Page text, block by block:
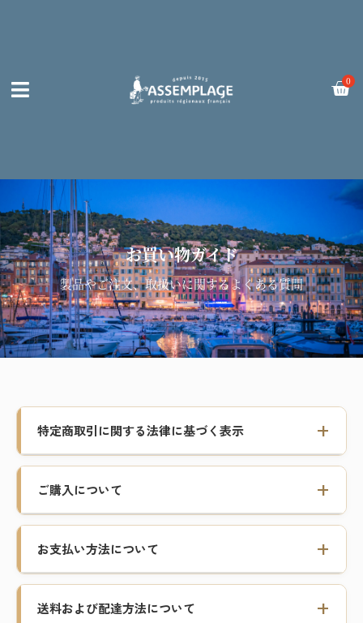
0
お買い物ガイド
製品やご注文、取扱いに関するよくある質問
特定商取引に関する法律に基づく表示
ご購入について
お支払い方法について
送料および配達方法について